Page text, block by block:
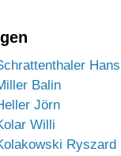
Balin
Jörn
Willi
Ryszard